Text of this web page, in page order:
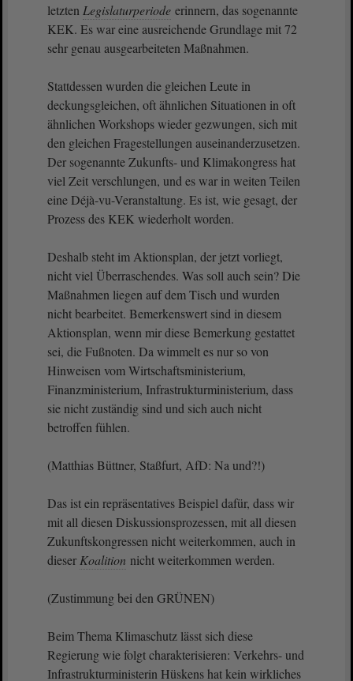
letzten Legislaturperiode erinnern, das sogenannte
KEK. Es war eine ausreichende Grundlage mit 72
sehr genau ausgearbeiteten Maßnahmen.
Stattdessen wurden die gleichen Leute in
deckungsgleichen, oft ähnlichen Situationen in oft
ähnlichen Workshops wieder gezwungen, sich mit
den gleichen Fragestellungen auseinanderzusetzen.
Der sogenannte Zukunfts- und Klimakongress hat
viel Zeit verschlungen, und es war in weiten Teilen
eine Déjà-vu-Veranstaltung. Es ist, wie gesagt, der
Prozess des KEK wiederholt worden.
Deshalb steht im Aktionsplan, der jetzt vorliegt,
nicht viel Überraschendes. Was soll auch sein? Die
Maßnahmen liegen auf dem Tisch und wurden
nicht bearbeitet. Bemerkenswert sind in diesem
Aktionsplan, wenn mir diese Bemerkung gestattet
sei, die Fußnoten. Da wimmelt es nur so von
Hinweisen vom Wirtschaftsministerium,
Finanzministerium, Infrastrukturministerium, dass
sie nicht zuständig sind und sich auch nicht
betroffen fühlen.
(Matthias Büttner, Staßfurt, AfD: Na und?!)
Das ist ein repräsentatives Beispiel dafür, dass wir
mit all diesen Diskussionsprozessen, mit all diesen
Zukunftskongressen nicht weiterkommen, auch in
dieser Koalition nicht weiterkommen werden.
(Zustimmung bei den GRÜNEN)
Beim Thema Klimaschutz lässt sich diese
Regierung wie folgt charakterisieren: Verkehrs- und
Infrastrukturministerin Hüskens hat kein wirkliches